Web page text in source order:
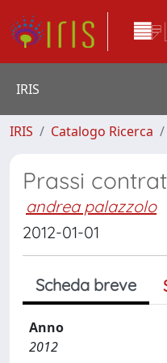
IRIS
IRIS Catalogo Ricerca
Prassi
andrea palazzolo
2012-01-01
Scheda breve
Anno
2012